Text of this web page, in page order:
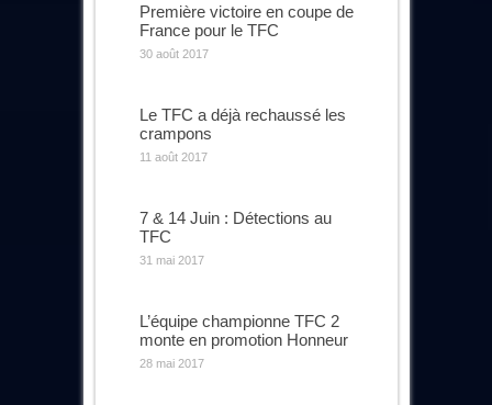
Première victoire en coupe de
France pour le TFC
30 août 2017
Le TFC a déjà rechaussé les
crampons
11 août 2017
7 & 14 Juin : Détections au
TFC
31 mai 2017
L’équipe championne TFC 2
monte en promotion Honneur
28 mai 2017